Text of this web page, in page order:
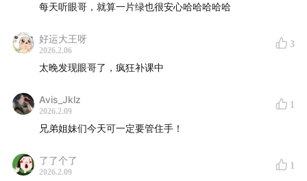
每天听眼哥，就算一片绿也很安心哈哈哈哈哈
好运大王呀
2026.2.06
3
太晚发现眼哥了，疯狂补课中
Avis_Jklz
2026.2.09
1
兄弟姐妹们今天可一定要管住手！
了了个了
2026.2.09
1